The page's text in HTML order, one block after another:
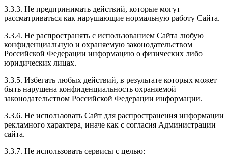
3.3.3. Не предпринимать действий, которые могут
рассматриваться как нарушающие нормальную работу Сайта.
3.3.4. Не распространять с использованием Сайта любую
конфиденциальную и охраняемую законодательством
Российской Федерации информацию о физических либо
юридических лицах.
3.3.5. Избегать любых действий, в результате которых может
быть нарушена конфиденциальность охраняемой
законодательством Российской Федерации информации.
3.3.6. Не использовать Сайт для распространения информации
рекламного характера, иначе как с согласия Администрации
сайта.
3.3.7. Не использовать сервисы с целью: